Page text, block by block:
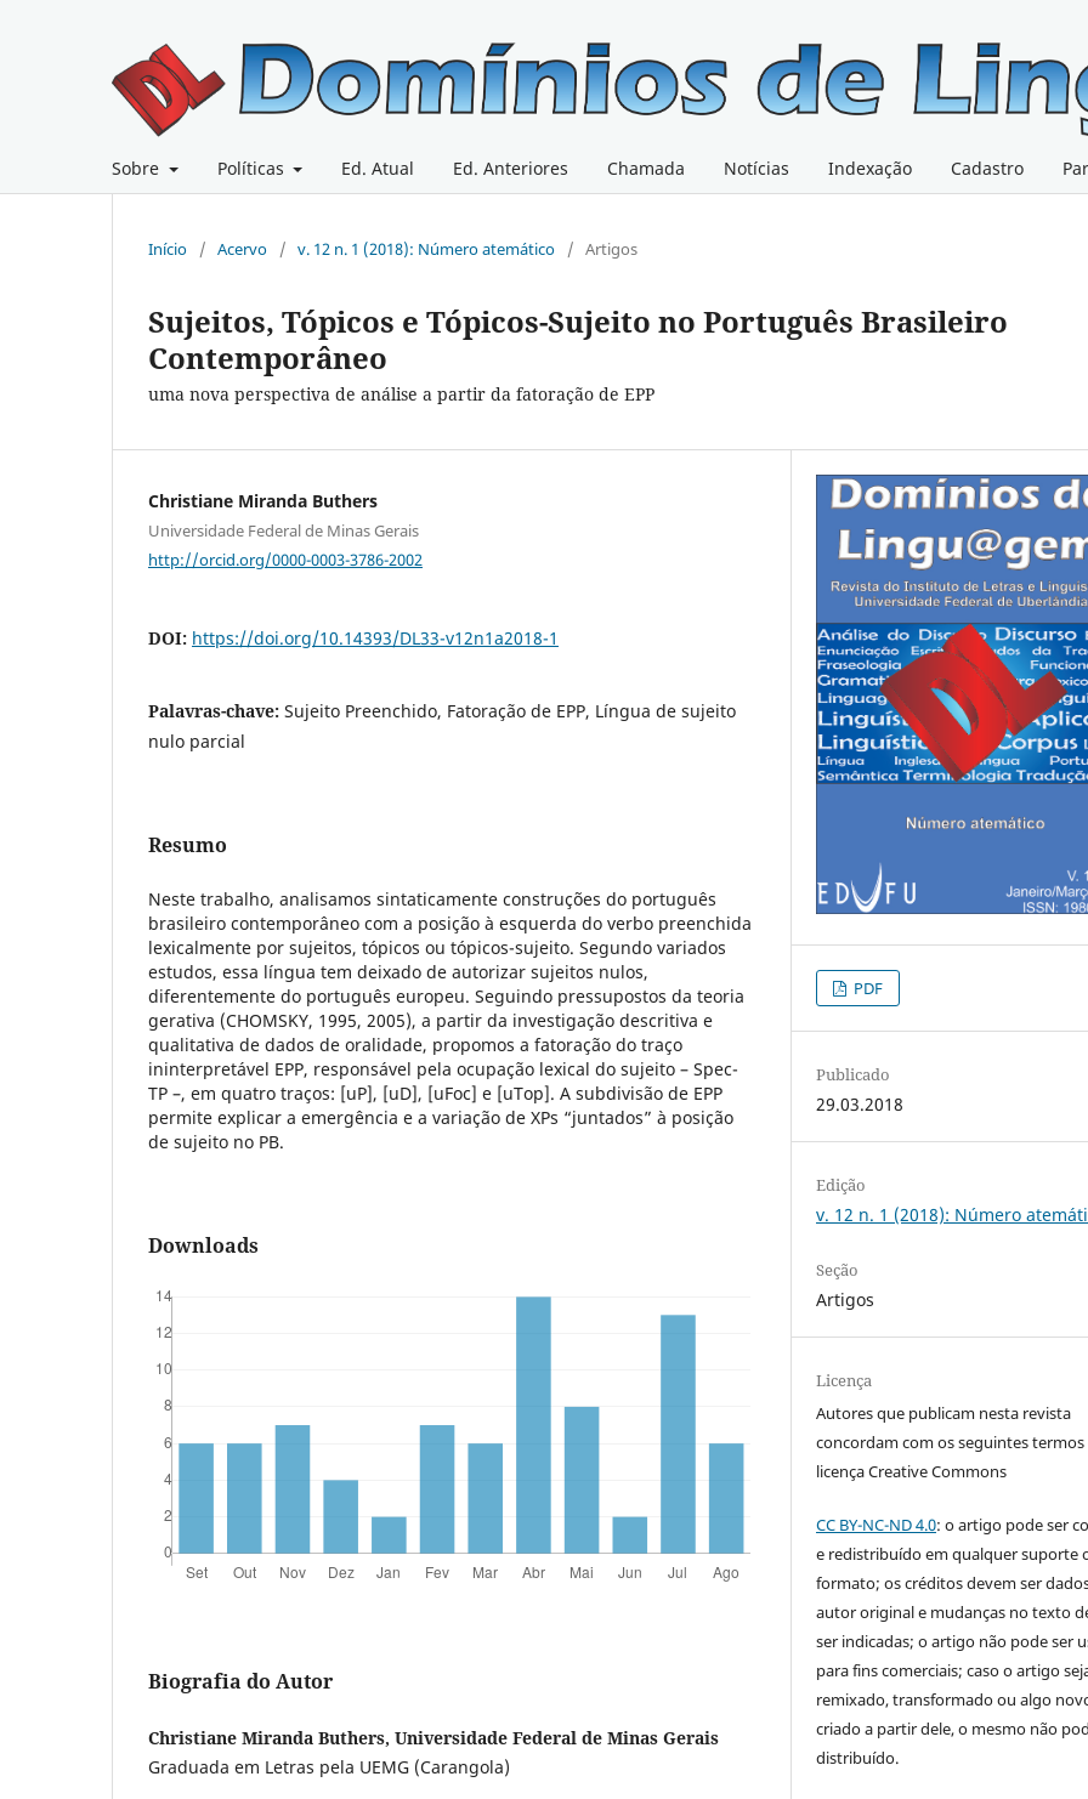
Sobre Políticas Ed. Atual Ed. Anteriores Chamada Notícias Indexação Cadastro
Início / Acervo / v. 12 n. 1 (2018): Número atemático / Artigos
Sujeitos, Tópicos e Tópicos-Sujeito no Português Brasileiro
Contemporâneo
uma nova perspectiva de análise a partir da fatoração de EPP
Christiane Miranda Buthers
Universidade Federal de Minas Gerais
http://orcid.org/0000-0003-3786-2002
DOI: https://doi.org/10.14393/DL33-v12n1a2018-1
Palavras-chave: Sujeito Preenchido, Fatoração de EPP, Língua de sujeito
nulo parcial
Resumo
Neste trabalho, analisamos sintaticamente construções do português
brasileiro contemporâneo com a posição à esquerda do verbo preenchida
lexicalmente por sujeitos, tópicos ou tópicos-sujeito. Segundo variados
estudos, essa língua tem deixado de autorizar sujeitos nulos,
diferentemente do português europeu. Seguindo pressupostos da teoria
gerativa (CHOMSKY, 1995, 2005), a partir da investigação descritiva e
qualitativa de dados de oralidade, propomos a fatoração do traço
ininterpretável EPP, responsável pela ocupação lexical do sujeito – Spec-
TP –, em quatro traços: [uP], [uD], [uFoc] e [uTop]. A subdivisão de EPP
permite explicar a emergência e a variação de XPs “juntados” à posição
de sujeito no PB.
Downloads
Biografia do Autor
Christiane Miranda Buthers, Universidade Federal de Minas Gerais
Graduada em Letras pela UEMG (Carangola)
PDF
Publicado
29.03.2018
Edição
v. 12 n. 1 (2018): Número
Seção
Artigos
Licença
Autores que publicam nesta revista
concordam com os seguintes termos
licença Creative Commons
CC BY-NC-ND 4.0: o artigo pode ser
e redistribuído em qualquer suporte
formato; os créditos devem ser
autor original e mudanças no texto
ser indicadas; o artigo não pode ser
para fins comerciais; caso o artigo
remixado, transformado ou algo
criado a partir dele, o mesmo não
distribuído.